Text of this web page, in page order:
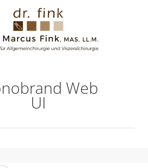
Web
UI